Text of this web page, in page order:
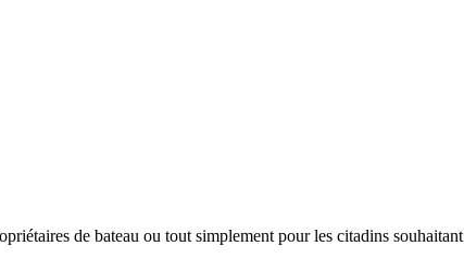
de bateau ou tout simplement pour les citadins souhaitant